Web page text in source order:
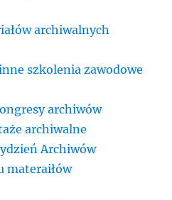
archiwalnych
szkolenia zawodowe
archiwów
archiwalne
Archiwów
materaiłów